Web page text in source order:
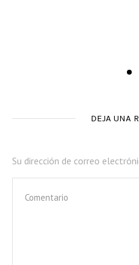
DEJA UNA
Su dirección de correo